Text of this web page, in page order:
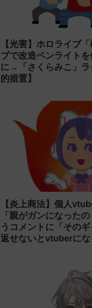
【光害】ホロライブ
ブで改造ペンライト
に→「さくらみこ」ラ
的措置】
【炎上商法】個人
「親がガンになった
うコメントに「その
返せないとvtuberに